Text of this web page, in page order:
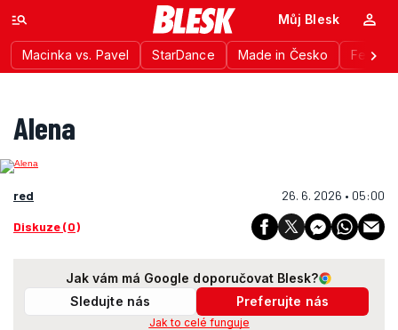
Macinka vs. Pavel StarDance Made in Česko
Můj Blesk
Alena
red 26. 6. 2026 • 05:00
Diskuze (0)
Jak vám má Google doporučovat Blesk?
Sledujte nás
Preferujte nás
Jak to celé funguje